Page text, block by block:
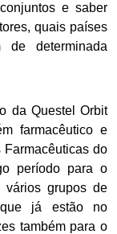
e saber
quais países
determinada
da Questel Orbit
farmacêutico e
Farmacêuticas do
período para o
vários grupos de
que já estão no
também para o